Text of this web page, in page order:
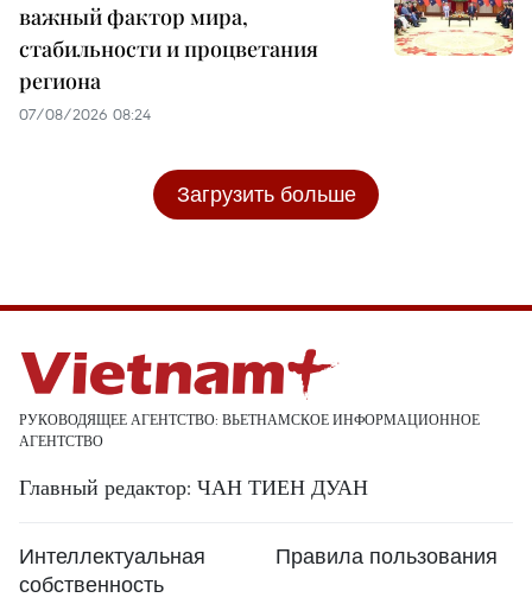
важный фактор мира,
стабильности и процветания
региона
07/08/2026 08:24
Загрузить больше
РУКОВОДЯЩЕЕ АГЕНТСТВО: ВЬЕТНАМСКОЕ ИНФОРМАЦИОННОЕ
АГЕНТСТВО
Главный редактор: ЧАН ТИЕН ДУАН
Интеллектуальная
собственность
Правила пользования